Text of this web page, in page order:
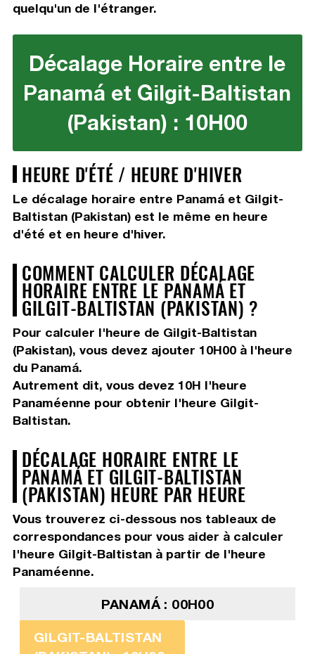
quelqu'un de l'étranger.
Décalage Horaire entre le
Panamá et Gilgit-Baltistan
(Pakistan) : 10H00
HEURE D'ÉTÉ / HEURE D'HIVER
Le décalage horaire entre Panamá et Gilgit-
Baltistan (Pakistan) est le même en heure
d'été et en heure d'hiver.
COMMENT CALCULER DÉCALAGE
HORAIRE ENTRE LE PANAMÁ ET
GILGIT-BALTISTAN (PAKISTAN) ?
Pour calculer l'heure de Gilgit-Baltistan
(Pakistan), vous devez ajouter 10H00à l'heure
du Panamá.
Autrement dit, vous devez 10H l'heure
Panaméenne pour obtenir l'heure Gilgit-
Baltistan.
DÉCALAGE HORAIRE ENTRE LE
PANAMÁ ET GILGIT-BALTISTAN
(PAKISTAN) HEURE PAR HEURE
Vous trouverez ci-dessous nos tableaux de
correspondances pour vous aider à calculer
l'heure Gilgit-Baltistan à partir de l'heure
Panaméenne.
PANAMÁ : 00H00
GILGIT-BALTISTAN